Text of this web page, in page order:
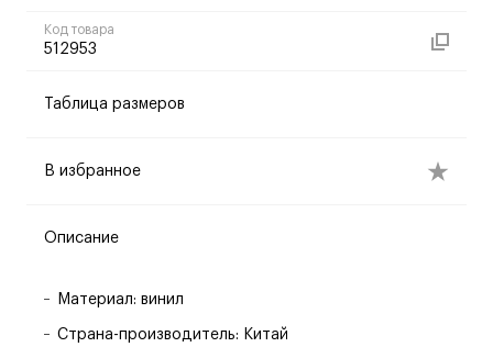
Код товара
512953
Таблица размеров
В избранное
Описание
Материал: винил
Страна-производитель: Китай